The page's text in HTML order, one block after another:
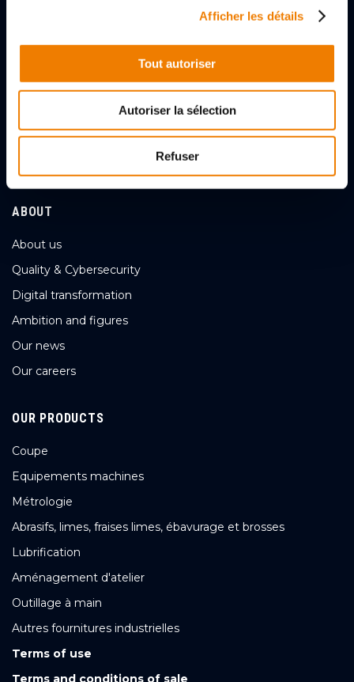
Afficher les détails
Tout autoriser
Autoriser la sélection
Refuser
72000 LE MANS, FRANCE
+33 (0)243256056
ABOUT
About us
Quality & Cybersecurity
Digital transformation
Ambition and figures
Our news
Our careers
OUR PRODUCTS
Coupe
Equipements machines
Métrologie
Abrasifs, limes, fraises limes, ébavurage et brosses
Lubrification
Aménagement d'atelier
Outillage à main
Autres fournitures industrielles
Terms of use